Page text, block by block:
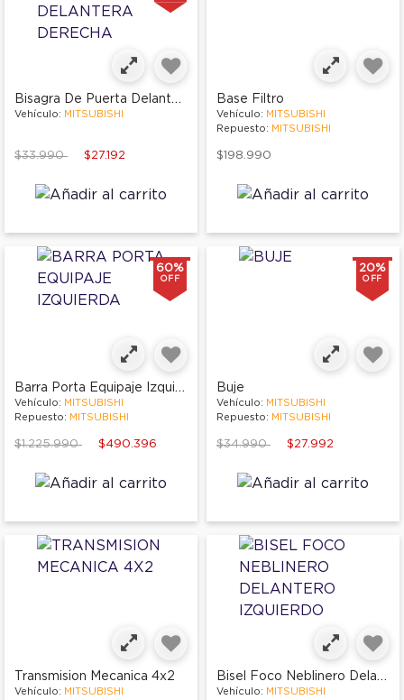
Bisagra De Puerta Delantera Derecha
Vehículo: MITSUBISHI
Price reduced from
$33.990to $27.192
Base Filtro
Vehículo: MITSUBISHI
Repuesto: MITSUBISHI
$198.990
60%
OFF
Barra Porta Equipaje Izquierda
Vehículo: MITSUBISHI
Repuesto: MITSUBISHI
Price reduced from
$1.225.990to $490.396
20%
OFF
Buje
Vehículo: MITSUBISHI
Repuesto: MITSUBISHI
Price reduced from
$34.990to $27.992
Transmision Mecanica 4x2
Vehículo: MITSUBISHI
Bisel Foco Neblinero Delantero Izquierdo
Vehículo: MITSUBISHI